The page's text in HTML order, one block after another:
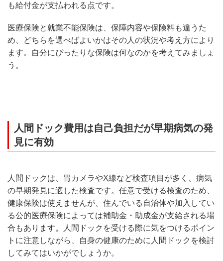
も給付金が支払われる点です。
医療保険と就業不能保険は、保障内容や保険料も違うた
め、どちらを選べばよいかはその人の状況や考え方により
ます。自分にぴったりな保険は何なのかを考えてみましょ
う。
人間ドック費用は自己負担だが早期病気の発
見に有効
人間ドックは、胃カメラやX線など検査項目が多く、病気
の早期発見に適した検査です。任意で受ける検査のため、
健康保険は使えませんが、住んでいる自治体や加入してい
る公的医療保険によっては補助金・助成金が支給される場
合もあります。人間ドックを受ける際に気をつけるポイン
トに注意しながら、自身の健康のために人間ドックを検討
してみてはいかがでしょうか。